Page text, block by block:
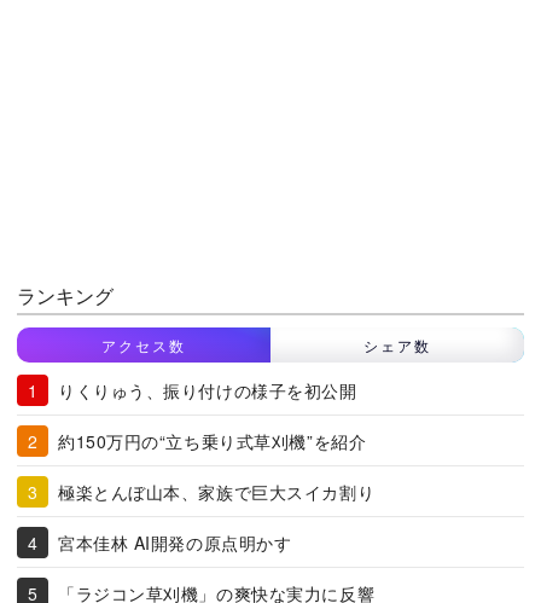
ランキング
アクセス数 シェア数
りくりゅう、振り付けの様子を初公開
約150万円の“立ち乗り式草刈機”を紹介
極楽とんぼ山本、家族で巨大スイカ割り
宮本佳林 AI開発の原点明かす
「ラジコン草刈機」の爽快な実力に反響